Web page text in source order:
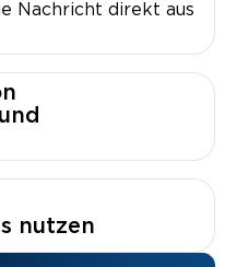
Nachricht direkt aus
nutzen